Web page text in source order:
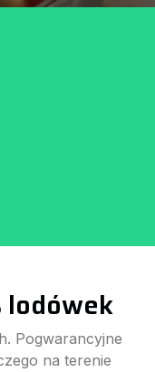
lodówek
Pogwarancyjne
na terenie